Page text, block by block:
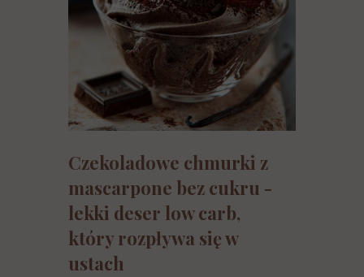
Czekoladowe chmurki z
mascarpone bez cukru -
lekki deser low carb,
który rozpływa się w
ustach